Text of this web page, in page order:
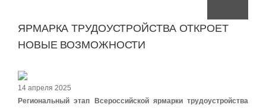
ЯРМАРКА ТРУДОУСТРОЙСТВА ОТКРОЕТ
НОВЫЕ ВОЗМОЖНОСТИ
14 апреля 2025
Региональный этап Всероссийской ярмарки трудоустройства